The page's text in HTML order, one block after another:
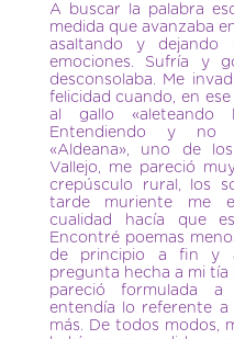
A buscar la palabra
medida que avanzaba
asaltando y dejando
emociones. Sufría y
desconsolaba. Me
felicidad cuando, en
al gallo
Entendiendo y no
«Aldeana», uno de
Vallejo, me pareció
crepúsculo rural, los
tarde muriente me
cualidad hacía que
Encontré poemas
de principio a fin y
pregunta hecha a mi tía
pareció formulada
entendía lo referente a
más. De todos modos,